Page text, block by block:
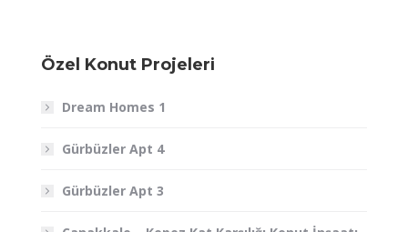
Özel Konut Projeleri
Dream Homes 1
Gürbüzler Apt 4
Gürbüzler Apt 3